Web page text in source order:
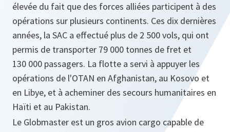
élevée du fait que des forces alliées participent à des
opérations sur plusieurs continents. Ces dix dernières
années, la SAC a effectué plus de 2 500 vols, qui ont
permis de transporter 79 000 tonnes de fret et
130 000 passagers. La flotte a servi à appuyer les
opérations de l'OTAN en Afghanistan, au Kosovo et
en Libye, et à acheminer des secours humanitaires en
Haïti et au Pakistan.
Le Globmaster est un gros avion cargo capable de